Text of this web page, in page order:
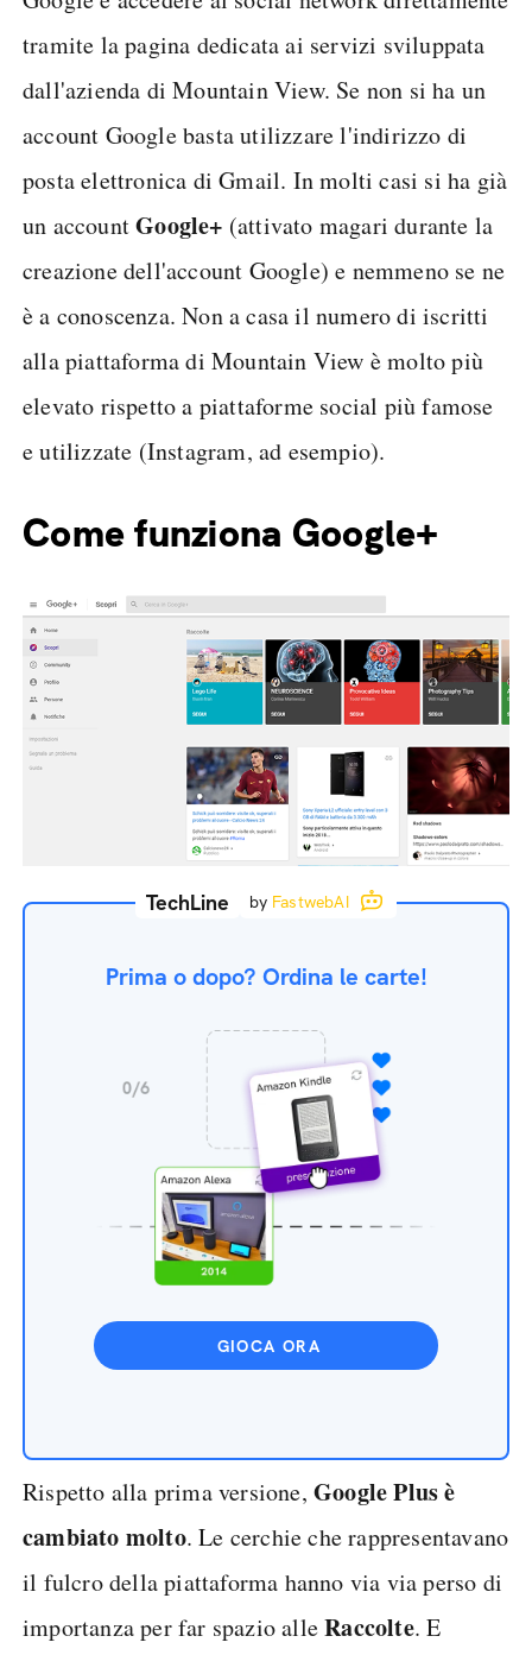
tramite la pagina dedicata ai servizi sviluppata
dall'azienda di Mountain View. Se non si ha un
account Google basta utilizzare l'indirizzo di
posta elettronica di Gmail. In molti casi si ha già
un accountGoogle+ (attivato magari durante la
creazione dell'account Google) e nemmeno se ne
è a conoscenza. Non a casa il numero di iscritti
alla piattaforma di Mountain View è molto più
elevato rispetto a piattaforme social più famose
e utilizzate (Instagram, ad esempio).
Come funziona Google+
TechLine by FastwebAI
Prima o dopo? Ordina le carte!
GIOCA ORA
Rispetto alla prima versione, Google Plus è
cambiato molto. Le cerchie che rappresentavano
il fulcro della piattaforma hanno via via perso di
importanza per far spazio alleRaccolte. E